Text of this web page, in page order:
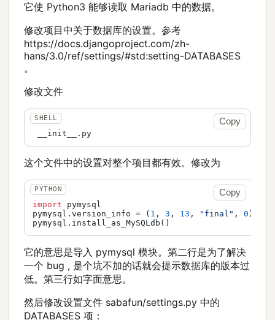
它使 Python3 能够读取 Mariadb 中的数据。
修改项目中关于数据库的设置。参考
https://docs.djangoproject.com/zh-
hans/3.0/ref/settings/#std:setting-DATABASES
。
修改文件
Copy
这个文件中的设置对整个项目都有效。修改为
import pymysql
pymysql.version_info = ( 1 , 3 , 13 , "final" , 0 )
Copy
它的意思是导入 pymysql 模块。第二行是为了解决
一个 bug , 是个坑不加的话就会提示数据库的版本过
低。第三行如字面意思。
然后修改设置文件 sabafun/settings.py 中的
DATABASES 项：